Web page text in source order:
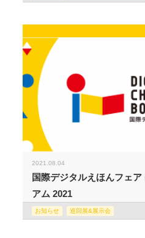
2021.08.04
国際デジタルえほんフェ
アム 2021
お知らせ 巡回展&展示会